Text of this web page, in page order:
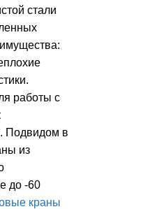
стали
работы с
Подвидом в
из
до -60
краны